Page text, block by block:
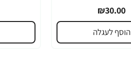
₪30.00
הוסף לעגלה